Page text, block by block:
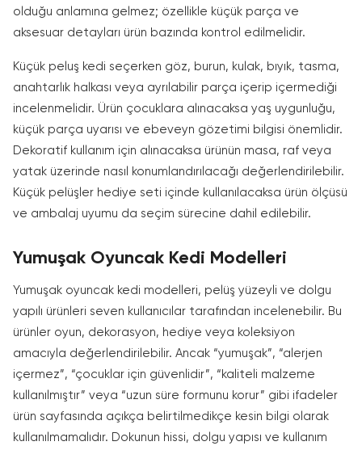
olduğu anlamına gelmez; özellikle küçük parça ve
aksesuar detayları ürün bazında kontrol edilmelidir.
Küçük peluş kedi seçerken göz, burun, kulak, bıyık, tasma,
anahtarlık halkası veya ayrılabilir parça içerip içermediği
incelenmelidir. Ürün çocuklara alınacaksa yaş uygunluğu,
küçük parça uyarısı ve ebeveyn gözetimi bilgisi önemlidir.
Dekoratif kullanım için alınacaksa ürünün masa, raf veya
yatak üzerinde nasıl konumlandırılacağı değerlendirilebilir.
Küçük pelüşler hediye seti içinde kullanılacaksa ürün ölçüsü
ve ambalaj uyumu da seçim sürecine dahil edilebilir.
Yumuşak Oyuncak Kedi Modelleri
Yumuşak oyuncak kedi modelleri, pelüş yüzeyli ve dolgu
yapılı ürünleri seven kullanıcılar tarafından incelenebilir. Bu
ürünler oyun, dekorasyon, hediye veya koleksiyon
amacıyla değerlendirilebilir. Ancak “yumuşak”, “alerjen
içermez”, “çocuklar için güvenlidir”, “kaliteli malzeme
kullanılmıştır” veya “uzun süre formunu korur” gibi ifadeler
ürün sayfasında açıkça belirtilmedikçe kesin bilgi olarak
kullanılmamalıdır. Dokunun hissi, dolgu yapısı ve kullanım